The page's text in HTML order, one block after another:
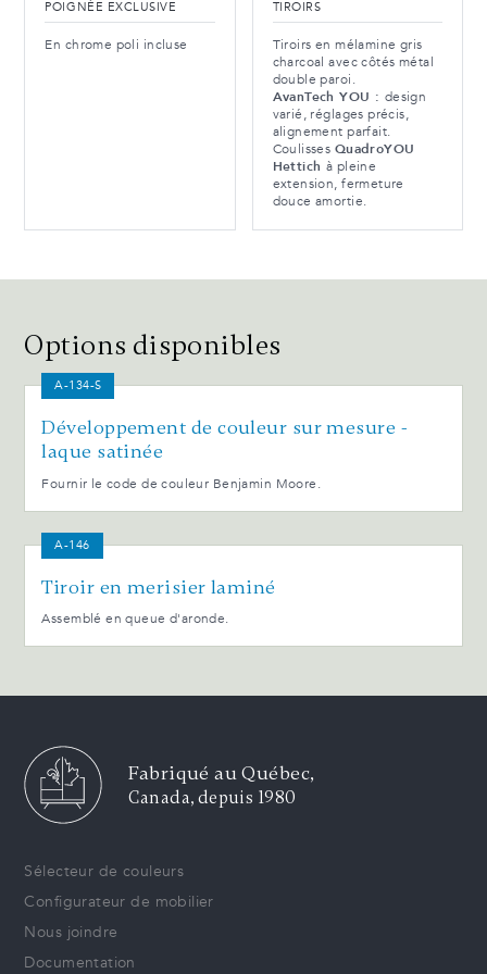
POIGNÉE EXCLUSIVE
En chrome poli incluse
TIROIRS
Tiroirs en mélamine gris
charcoal avec côtés métal
double paroi.
AvanTech YOU : design
varié, réglages précis,
alignement parfait.
Coulisses QuadroYOU
Hettich à pleine
extension, fermeture
douce amortie.
Options disponibles
A-134-S
Développement de couleur sur mesure -
laque satinée
Fournir le code de couleur Benjamin Moore.
A-146
Tiroir en merisier laminé
Assemblé en queue d'aronde.
Fabriqué au Québec,
Canada, depuis 1980
Sélecteur de couleurs
Configurateur de mobilier
Nous joindre
Documentation